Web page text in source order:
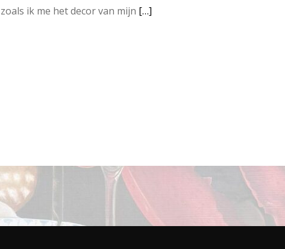
zoals ik me het decor van mijn […]